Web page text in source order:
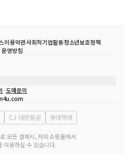
이용약관사회적기업활동청소년보호정책
영방침
남-02223
도매문의
CJ 대한통운 롯데택배
모든 결제시, 저희 쇼핑몰에서
이용하실 수 있습니다.